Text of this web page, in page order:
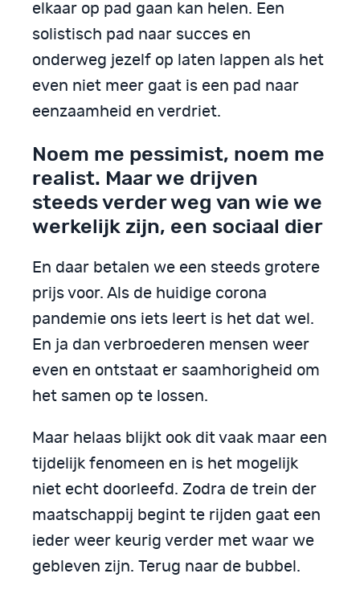
elkaar op pad gaan kan helen. Een
solistisch pad naar succes en
onderweg jezelf op laten lappen als het
even niet meer gaat is een pad naar
eenzaamheid en verdriet.
Noem me pessimist, noem me
realist. Maar we drijven
steeds verder weg van wie we
werkelijk zijn, een sociaal dier
En daar betalen we een steeds grotere
prijs voor. Als de huidige corona
pandemie ons iets leert is het dat wel.
En ja dan verbroederen mensen weer
even en ontstaat er saamhorigheid om
het samen op te lossen.
Maar helaas blijkt ook dit vaak maar een
tijdelijk fenomeen en is het mogelijk
niet echt doorleefd. Zodra de trein der
maatschappij begint te rijden gaat een
ieder weer keurig verder met waar we
gebleven zijn. Terug naar de bubbel.